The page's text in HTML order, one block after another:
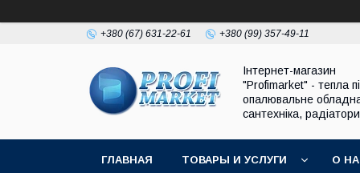
+380 (67) 631-22-61 +380 (99) 357-49-11
Інтернет-магазин
"Profimarket" - тепла
опалювальне
сантехніка, радіатори
ГЛАВНАЯ ТОВАРЫ И УСЛУГИ О